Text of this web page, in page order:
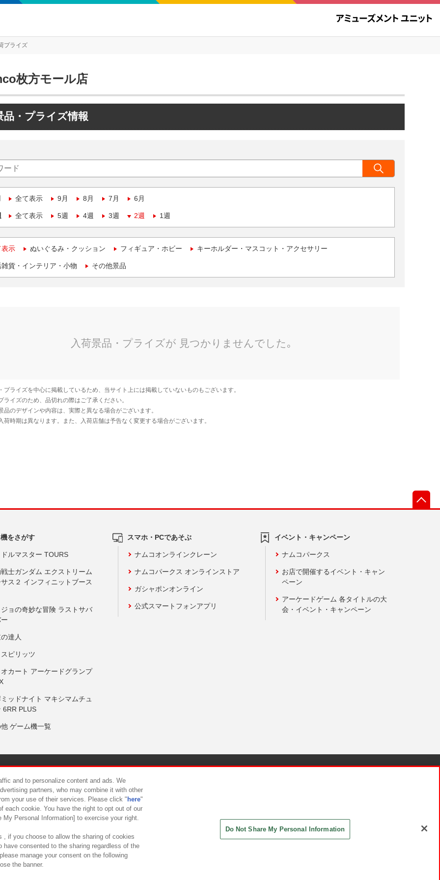
プライズ
枚方モール店
品・プライズ情報
全て表示 9月 8月 7月 6月
全て表示 5週 4週 3週 2週 1週
表示 ぬいぐるみ・クッション フィギュア・ホビー キーホルダー・マスコット・アクセサリー
貨・インテリア・小物 その他景品
をさがす
ルマスター TOURS
士ガンダム エクストリーム
ス２ インフィニットブース
ョの奇妙な冒険 ラストサバ
達人
ピリッツ
カート アーケードグランプ
ッドナイト マキシマムチュ
6RR PLUS
ゲーム機一覧
スマホ・PCであそぶ
ナムコオンラインクレーン
ナムコパークス オンラインストア
ガシャポンオンライン
公式スマートフォンアプリ
イベント・キャンペーン
ナムコパークス
お店で開催するイベント・キャン
ペーン
アーケードゲーム 各タイトルの大
会・イベント・キャンペーン
について カスタマーハラスメント対応方針
and to personalize content and ads. We
partners, who may combine it with other
your use of their services. Please click " here"
each cookie. You have the right to opt out of our
Personal Information] to exercise your right.
, if you choose to allow the sharing of cookies
have consented to the sharing regardless of the
manage your consent on the following
the banner.
Do Not Share My Personal Information